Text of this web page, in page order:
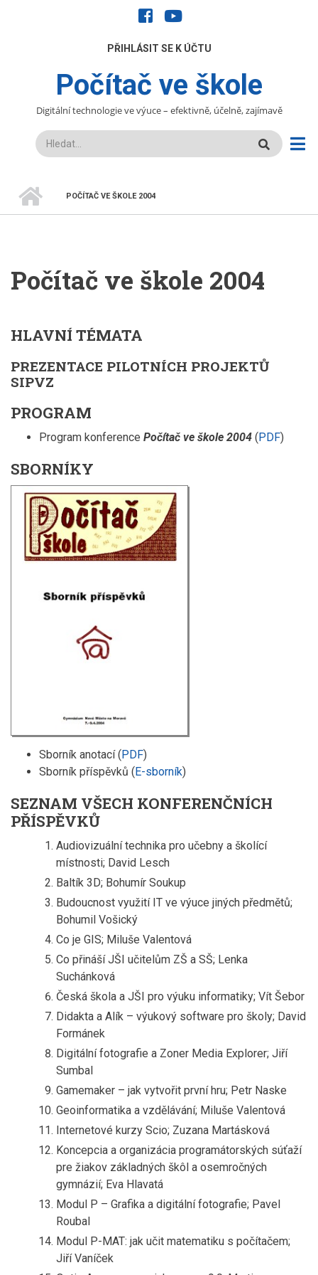
facebookyoutube
UŽIVATELÉPŘIHLÁSIT SE K ÚČTU
Počítač ve škole
Digitální technologie ve výuce – efektivně, účelně, zajímavě
Hledat
DROBEČKOVÁ
POČÍTAČ VE ŠKOLE 2004
Počítač ve škole 2004
HLAVNÍ TÉMATA
PREZENTACE PILOTNÍCH PROJEKTŮ
SIPVZ
PROGRAM
Program konference Počítač ve škole 2004 (PDF)
SBORNÍKY
Sborník anotací (PDF)
Sborník příspěvků (E-sborník)
SEZNAM VŠECH KONFERENČNÍCH
PŘÍSPĚVKŮ
Audiovizuální technika pro učebny a školící
místnosti; David Lesch
Baltík 3D; Bohumír Soukup
Budoucnost využití IT ve výuce jiných předmětů;
Bohumil Vošický
Co je GIS; Miluše Valentová
Co přináší JŠI učitelům ZŠ a SŠ; Lenka
Suchánková
Česká škola a JŠI pro výuku informatiky; Vít Šebor
Didakta a Alík – výukový software pro školy; David
Formánek
Digitální fotografie a Zoner Media Explorer; Jiří
Sumbal
Gamemaker – jak vytvořit první hru; Petr Naske
Geoinformatika a vzdělávání; Miluše Valentová
Internetové kurzy Scio; Zuzana Martásková
Koncepcia a organizácia programátorských súťaží
pre žiakov základných škôl a osemročných
gymnázií; Eva Hlavatá
Modul P – Grafika a digitální fotografie; Pavel
Roubal
Modul P-MAT: jak učit matematiku s počítačem;
Jiří Vaníček